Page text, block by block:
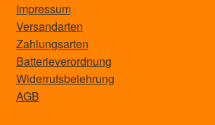
Impressum
Versandarten
Zahlungsarten
Batterieverordnung
Widerrufsbelehrung
AGB